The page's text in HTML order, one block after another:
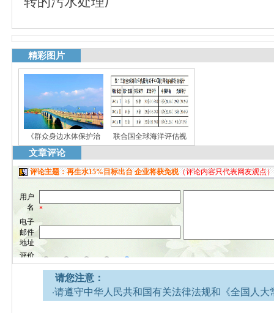
精彩图片
《群众身边水体保护治 联合国全球海洋评估视
文章评论
请您注意：
·请遵守中华人民共和国有关法律法规和《全国人